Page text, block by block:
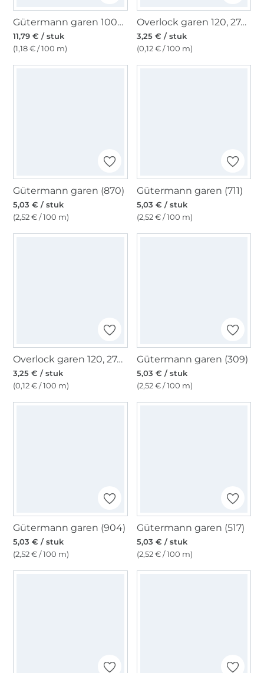
Gütermann garen 1000 m (800) wit
11,79 € / stuk
(1,18 € / 100 m)
Overlock garen 120, 2740 m, zwart
3,25 € / stuk
(0,12 € / 100 m)
Gütermann garen (870)
5,03 € / stuk
(2,52 € / 100 m)
Gütermann garen (711)
5,03 € / stuk
(2,52 € / 100 m)
Overlock garen 120, 2740 m, wit
3,25 € / stuk
(0,12 € / 100 m)
Gütermann garen (309)
5,03 € / stuk
(2,52 € / 100 m)
Gütermann garen (904)
5,03 € / stuk
(2,52 € / 100 m)
Gütermann garen (517)
5,03 € / stuk
(2,52 € / 100 m)